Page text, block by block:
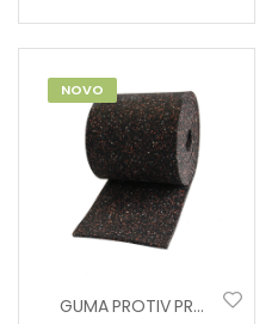
NOVO
GUMA PROTIV PROKLIZAVANJA PALETE 6x250x5000mm